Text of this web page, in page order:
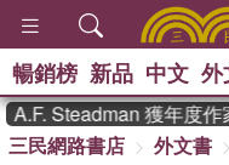
暢銷榜 新品 中文 外
Steadman 獲年度作
三民網路書店
外文書